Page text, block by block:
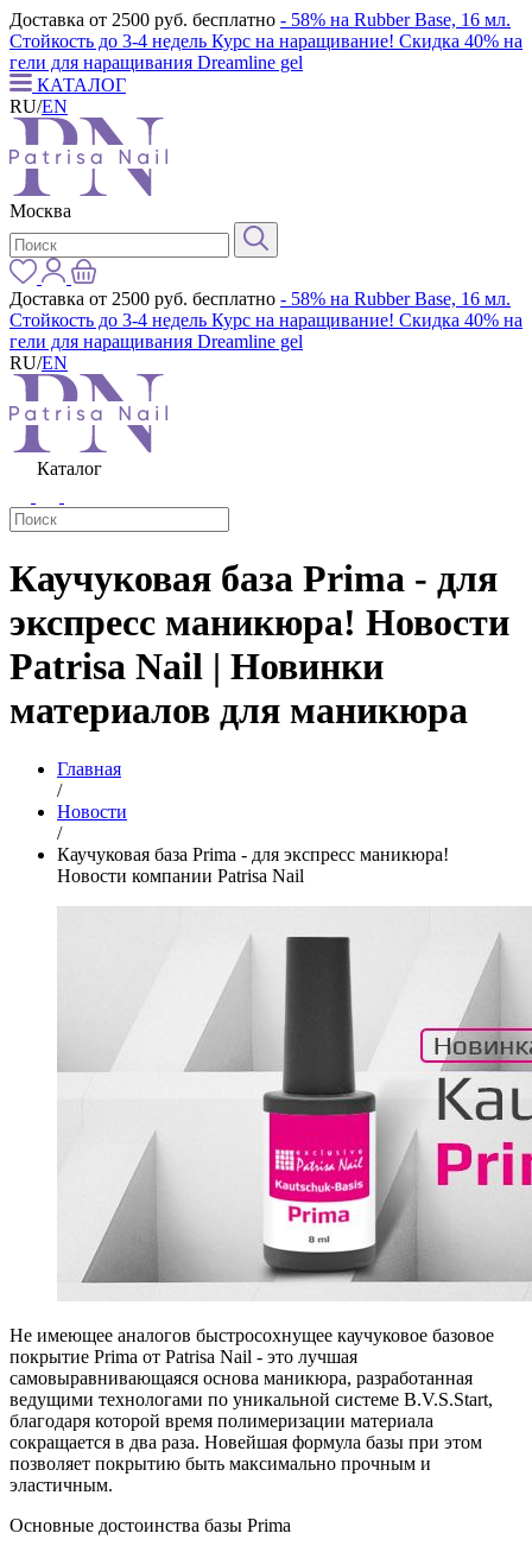
Доставка от 2500 руб. бесплатно - 58% на Rubber Base, 16 мл.
Стойкость до 3-4 недель Курс на наращивание! Скидка 40% на
гели для наращивания Dreamline gel
КАТАЛОГ
RU/EN
Москва
Доставка от 2500 руб. бесплатно - 58% на Rubber Base, 16 мл.
Стойкость до 3-4 недель Курс на наращивание! Скидка 40% на
гели для наращивания Dreamline gel
RU/EN
Каталог
Каучуковая база Prima - для
экспресс маникюра! Новости
Patrisa Nail | Новинки
материалов для маникюра
Главная
/
Новости
/
Каучуковая база Prima - для экспресс маникюра!
Новости компании Patrisa Nail
Не имеющее аналогов быстросохнущее каучуковое базовое
покрытие Prima от Patrisa Nail - это лучшая
самовыравнивающаяся основа маникюра, разработанная
ведущими технологами по уникальной системе B.V.S.Start,
благодаря которой время полимеризации материала
сокращается в два раза. Новейшая формула базы при этом
позволяет покрытию быть максимально прочным и
эластичным.
Основные достоинства базы Prima